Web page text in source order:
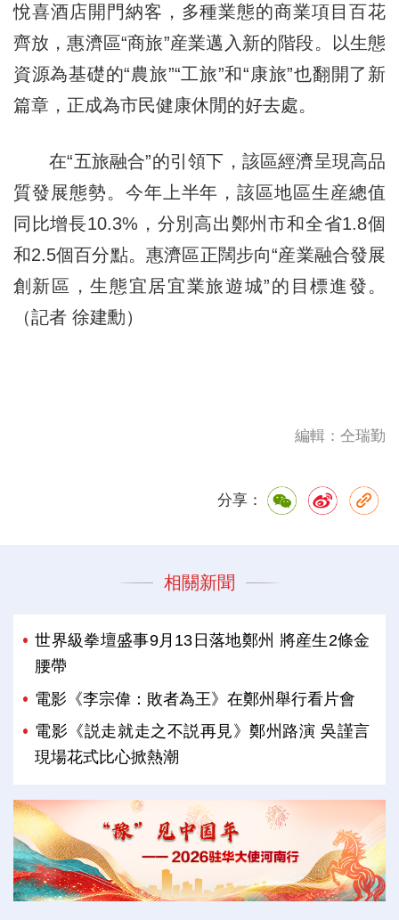
悅喜酒店開門納客，多種業態的商業項目百花
齊放，惠濟區“商旅”産業邁入新的階段。以生態
資源為基礎的“農旅”“工旅”和“康旅”也翻開了新
篇章，正成為市民健康休閒的好去處。
在“五旅融合”的引領下，該區經濟呈現高品
質發展態勢。今年上半年，該區地區生産總值
同比增長10.3%，分別高出鄭州市和全省1.8個
和2.5個百分點。惠濟區正闊步向“産業融合發展
創新區，生態宜居宜業旅遊城”的目標進發。
（記者 徐建勳）
編輯：仝瑞勤
分享：
相關新聞
世界級拳壇盛事9月13日落地鄭州 將産生2條金
腰帶
電影《李宗偉：敗者為王》在鄭州舉行看片會
電影《説走就走之不説再見》鄭州路演 吳謹言
現場花式比心掀熱潮